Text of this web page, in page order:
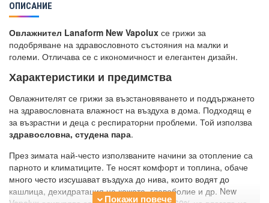
ОПИСАНИЕ
Овлажнител Lanaform New Vapolux се грижи за
подобряване на здравословното състояния на малки и
големи. Отличава се с икономичност и елегантен дизайн.
Характеристики и предимства
Овлажнителят се грижи за възстановяването и поддържането
на здравословната влажност на въздуха в дома. Подходящ е
за възрастни и деца с респираторни проблеми. Той използва
здравословна, студена пара.
През зимата най-често използваните начини за отопление са
парното и климатиците. Те носят комфорт и топлина, обаче
много често изсушават въздуха до нива, които водят до
кашлица, дехидратация на кожата, главоболие и др. New